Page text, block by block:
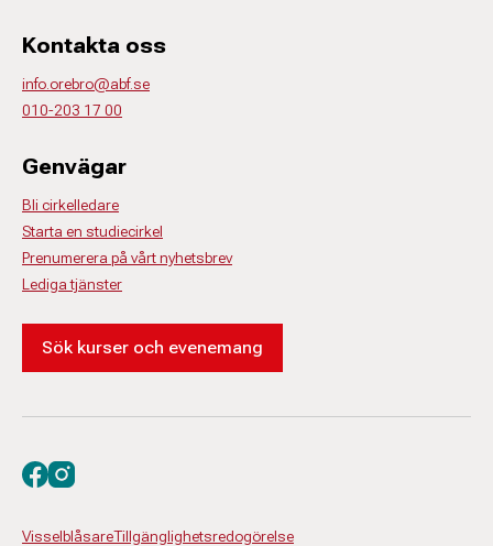
Kontakta oss
info.orebro@abf.se
010-203 17 00
Genvägar
Bli cirkelledare
Starta en studiecirkel
Prenumerera på vårt nyhetsbrev
Lediga tjänster
Sök kurser och evenemang
VisselblåsareTillgänglighetsredogörelse
Besök oss på facebook
Besök oss på instagram